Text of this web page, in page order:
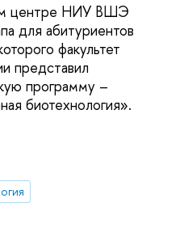
центре НИУ ВШЭ
для абитуриентов
факультет
представил
программу –
биотехнология».